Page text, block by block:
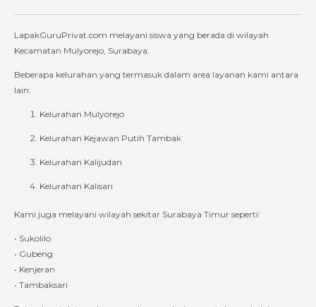
LapakGuruPrivat.com melayani siswa yang berada di wilayah
Kecamatan Mulyorejo, Surabaya.
Beberapa kelurahan yang termasuk dalam area layanan kami antara
lain:
Kelurahan Mulyorejo
Kelurahan Kejawan Putih Tambak
Kelurahan Kalijudan
Kelurahan Kalisari
Kami juga melayani wilayah sekitar Surabaya Timur seperti:
• Sukolilo
• Gubeng
• Kenjeran
• Tambaksari